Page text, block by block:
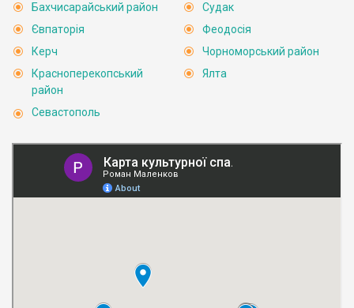
Бахчисарайський район
Євпаторія
Керч
Красноперекопський
район
Севастополь
Судак
Феодосія
Чорноморський район
Ялта